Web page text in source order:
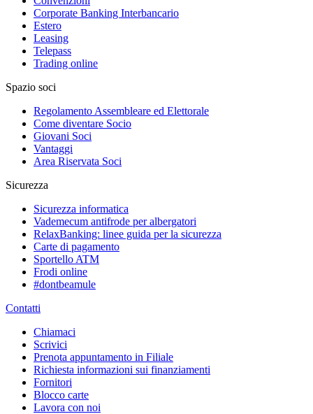
Corporate Banking Interbancario
Estero
Leasing
Telepass
Trading online
Spazio soci
Regolamento Assembleare ed Elettorale
Come diventare Socio
Giovani Soci
Vantaggi
Area Riservata Soci
Sicurezza
Sicurezza informatica
Vademecum antifrode per albergatori
RelaxBanking: linee guida per la sicurezza
Carte di pagamento
Sportello ATM
Frodi online
#dontbeamule
Contatti
Chiamaci
Scrivici
Prenota appuntamento in Filiale
Richiesta informazioni sui finanziamenti
Fornitori
Blocco carte
Lavora con noi